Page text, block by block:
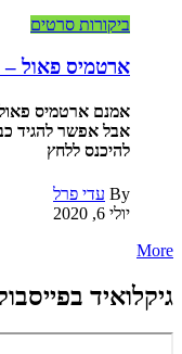
ביקורות סרטים
ארטמיס פאול –
אמנם ארטמיס
אבל אפשר להגיד
להיכנס ללחץ
By עדי פרל
יולי 6, 2020
More
גיקלואיד